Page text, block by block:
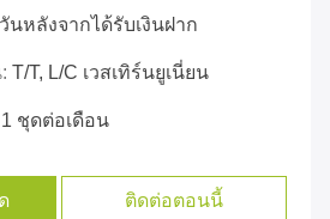
นหลังจากได้รับเงินฝาก
T/T, L/c เวสเทิร์นยูเนี่ยน
1 ชุดต่อเดือน
ติดต่อตอนนี้